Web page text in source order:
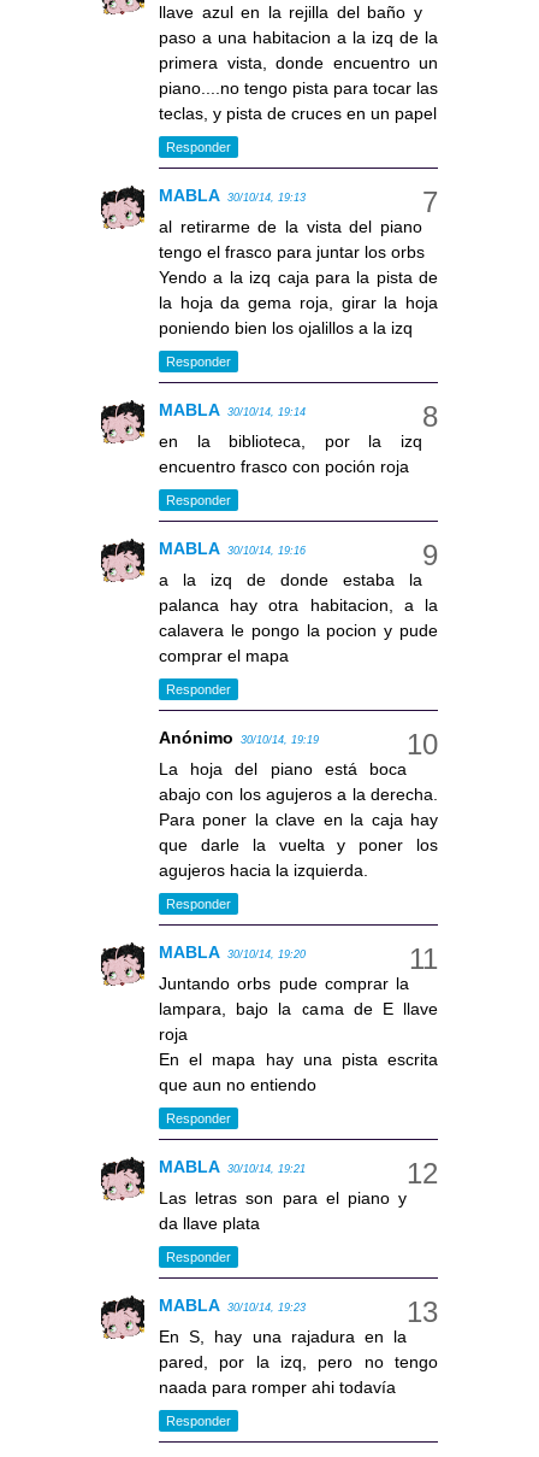
llave azul en la rejilla del baño y
paso a una habitacion a la izq de la
primera vista, donde encuentro un
piano....no tengo pista para tocar las
teclas, y pista de cruces en un papel
Responder
MABLA 30/10/14, 19:13
al retirarme de la vista del piano
tengo el frasco para juntar los orbs
Yendo a la izq caja para la pista de
la hoja da gema roja, girar la hoja
poniendo bien los ojalillos a la izq
Responder
MABLA 30/10/14, 19:14
en la biblioteca, por la izq
encuentro frasco con poción roja
Responder
MABLA 30/10/14, 19:16
a la izq de donde estaba la
palanca hay otra habitacion, a la
calavera le pongo la pocion y pude
comprar el mapa
Responder
Anónimo 30/10/14, 19:19
La hoja del piano está boca
abajo con los agujeros a la derecha.
Para poner la clave en la caja hay
que darle la vuelta y poner los
agujeros hacia la izquierda.
Responder
MABLA 30/10/14, 19:20
Juntando orbs pude comprar la
lampara, bajo la cama de E llave
roja
En el mapa hay una pista escrita
que aun no entiendo
Responder
MABLA 30/10/14, 19:21
Las letras son para el piano y
da llave plata
Responder
MABLA 30/10/14, 19:23
En S, hay una rajadura en la
pared, por la izq, pero no tengo
naada para romper ahi todavía
Responder